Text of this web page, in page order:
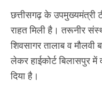
छत्तीसगढ़ के उपमुख्यमंत्री
राहत मिली है। तरूनीर
शिवसागर तालाब व मौलवी
लेकर हाईकोर्ट बिलासपुर
दिया है।